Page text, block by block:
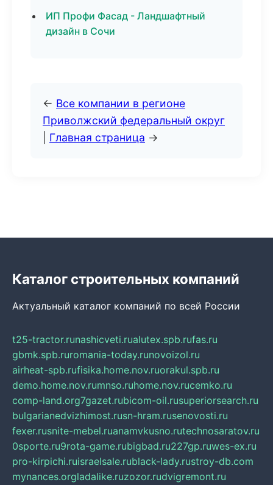
ИП Профи Фасад - Ландшафтный
дизайн в Сочи
← Все компании в регионе
Приволжский федеральный округ
Главная страница →
Каталог строительных компаний
Актуальный каталог компаний по всей России
t25-tractor.runashicveti.rualutex.spb.rufas.ru
gbmk.spb.ruromania-today.runovoizol.ru
airheat-spb.rufisika.home.nov.ruorakul.spb.ru
demo.home.nov.rumnso.ruhome.nov.rucemko.ru
comp-land.org7gazet.rubicom-oil.rusuperiorsearch.ru
bulgarianedvizhimost.rusn-hram.rusenovosti.ru
fexer.rusnite-mebel.ruanamvkusno.rutechnosaratov.ru
0sporte.ru9rota-game.rubigbad.ru227gp.ruwes-ex.ru
pro-kirpichi.ruisraelsale.rublack-lady.rustroy-db.com
mynances.orgladalike.ruzozor.rudvigremont.ru